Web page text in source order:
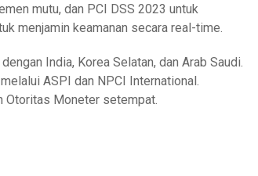
mutu, dan PCI DSS 2023 untuk
menjamin keamanan secara real-time.
India, Korea Selatan, dan Arab Saudi.
ASPI dan NPCI International.
Otoritas Moneter setempat.